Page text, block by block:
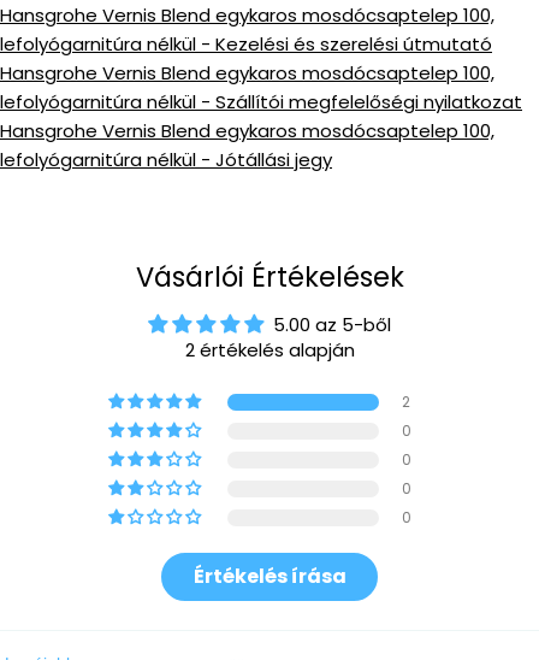
Hansgrohe Vernis Blend egykaros mosdócsaptelep 100,
lefolyógarnitúra nélkül - Kezelési és szerelési útmutató
Hansgrohe Vernis Blend egykaros mosdócsaptelep 100,
lefolyógarnitúra nélkül - Szállítói megfelelőségi nyilatkozat
Hansgrohe Vernis Blend egykaros mosdócsaptelep 100,
lefolyógarnitúra nélkül - Jótállási jegy
Vásárlói Értékelések
5.00 az 5-ből
2 értékelés alapján
2
0
0
0
0
Értékelés írása